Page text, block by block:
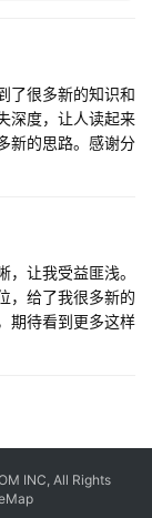
了很多新的知识和
深度，让人读起来
新的思路。感谢分
让我受益匪浅。
，给了我很多新的
期待看到更多这样
INC, All Rights